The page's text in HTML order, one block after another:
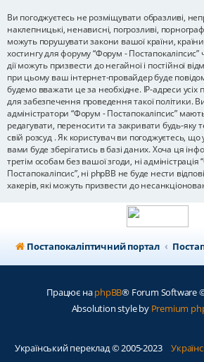
Ви погоджуєтесь не розміщувати образливі,
наклепницькі, ненависні, погрозливі,
можуть порушувати закони вашої країни,
хостингу для форуму “Форум -
дії можуть призвести до негайної і постійної
при цьому ваш інтернет-провайдер буде
будемо вважати це за необхідне. IP-адреси усіх
для забезпечення проведення такої політики.
адміністратори “Форум - Постапокаліпсис”
редагувати, переносити та закривати будь-яку
свій розсуд . Як користувач ви погоджуєтесь,
вами буде зберігатись в базі даних. Хоча ця
третім особам без вашої згоди, ні адміністрація
Постапокаліпсис”, ні phpBB не буде нести
хакерів, які можуть призвести до
Постапокаліптичний портал
Працює наphpBB® Forum Software
Absolution style by Premium
Український переклад © 2005-2023